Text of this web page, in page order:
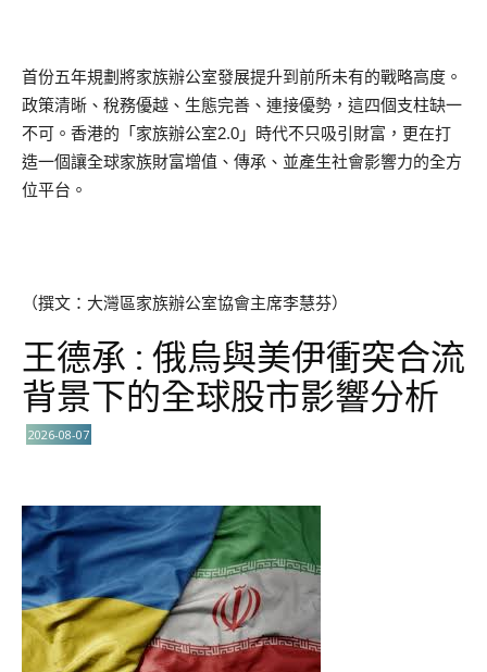
首份五年規劃將家族辦公室發展提升到前所未有的戰略高度。
政策清晰、稅務優越、生態完善、連接優勢，這四個支柱缺一
不可。香港的「家族辦公室2.0」時代不只吸引財富，更在打
造一個讓全球家族財富增值、傳承、並產生社會影響力的全方
位平台。
（撰文：大灣區家族辦公室協會主席李慧芬）
王德承 : 俄烏與美伊衝突合流
背景下的全球股市影響分析
2026-08-07